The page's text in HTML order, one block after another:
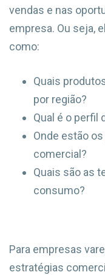
vendas e nas
empresa. Ou seja,
como:
Quais
por região?
Qual é o perfil
Onde estão
comercial?
Quais são as
consumo?
Para empresas
estratégias